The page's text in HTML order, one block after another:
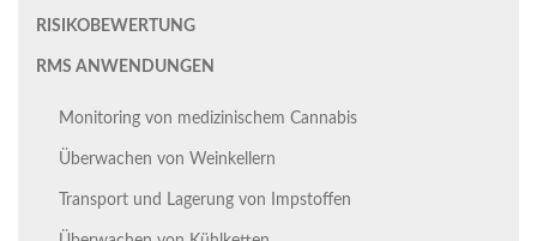
RISIKOBEWERTUNG
RMS ANWENDUNGEN
Monitoring von medizinischem Cannabis
Überwachen von Weinkellern
Transport und Lagerung von Impstoffen